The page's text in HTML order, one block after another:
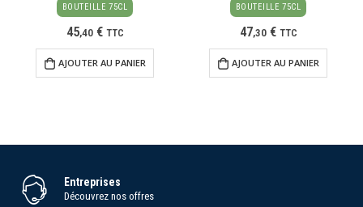
BOUTEILLE 75CL
45,40 € TTC
AJOUTER AU PANIER
BOUTEILLE 75CL
47,30 € TTC
AJOUTER AU PANIER
Entreprises
Découvrez nos offres